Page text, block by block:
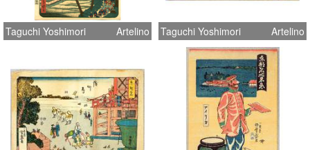
Taguchi Yoshimori Artelino Taguchi Yoshimori Artelino